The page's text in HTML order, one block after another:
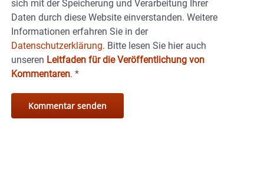
sich mit der Speicherung und Verarbeitung Ihrer
Daten durch diese Website einverstanden. Weitere
Informationen erfahren Sie in der
Datenschutzerklärung. Bitte lesen Sie hier auch
unseren Leitfaden für die Veröffentlichung von
Kommentaren. *